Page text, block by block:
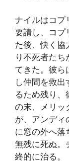
ナイルはコプ
要請し、コプ
た後、快く協
り不死者た
てきた。彼ら
し仲間を救
るため残り、
の末、メリッ
が、アンディ
に窓の外へ落
無残に死ぬ。
終的に治る。